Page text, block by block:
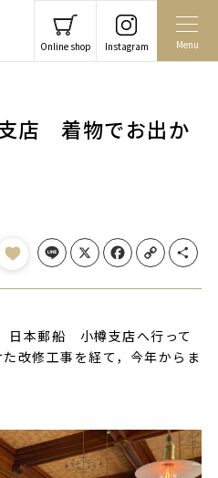
Online shop Instagram Menu
店 着物でお出か
Line X Facebook Copy Link Share
日本郵船 小樽支店へ行って
改修工事を経て，今年からま